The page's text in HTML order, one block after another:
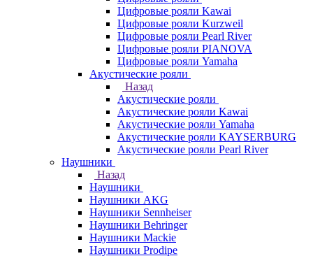
Цифровые рояли Kawai
Цифровые рояли Kurzweil
Цифровые рояли Pearl River
Цифровые рояли PIANOVA
Цифровые рояли Yamaha
Акустические рояли
Назад
Акустические рояли
Акустические рояли Kawai
Акустические рояли Yamaha
Акустические рояли KAYSERBURG
Акустические рояли Pearl River
Наушники
Назад
Наушники
Наушники AKG
Наушники Sennheiser
Наушники Behringer
Наушники Mackie
Наушники Prodipe